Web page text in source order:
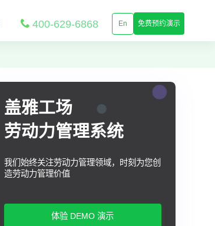
400-629-6868 En 免费预约演示
盖雅工场
劳动力管理系统
我们始终关注劳动力管理领域，时刻为您创
造劳动力管理价值
体验 DEMO 演示